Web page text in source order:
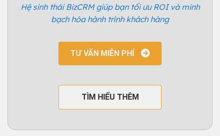
Hệ sinh thái BizCRM giúp bạn tối ưu ROI và minh
bạch hóa hành trình khách hàng
TƯ VẤN MIỄN PHÍ
TÌM HIỂU THÊM